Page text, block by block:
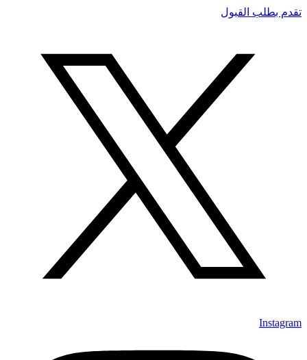
تقدم بطلب القبول
Instagram